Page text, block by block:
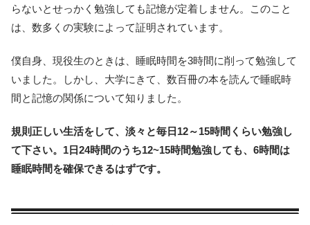
らないとせっかく勉強しても記憶が定着しません。このこと
は、数多くの実験によって証明されています。
僕自身、現役生のときは、睡眠時間を3時間に削って勉強して
いました。しかし、大学にきて、数百冊の本を読んで睡眠時
間と記憶の関係について知りました。
規則正しい生活をして、淡々と毎日12～15時間くらい勉強し
て下さい。1日24時間のうち12~15時間勉強しても、6時間は
睡眠時間を確保できるはずです。